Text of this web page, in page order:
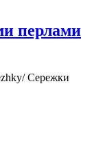
перлами
Сережки